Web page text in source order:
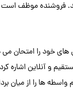
فروشنده موظف است
خود را امتحان
و آنلاین اشاره
ها را از